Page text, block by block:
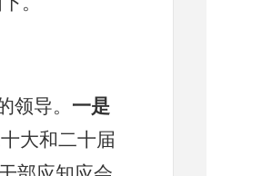
领导。 一是
大和二十届